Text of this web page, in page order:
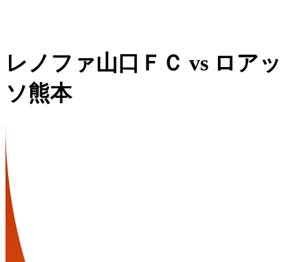
レノファ山口ＦＣ vs ロアッ
ソ熊本